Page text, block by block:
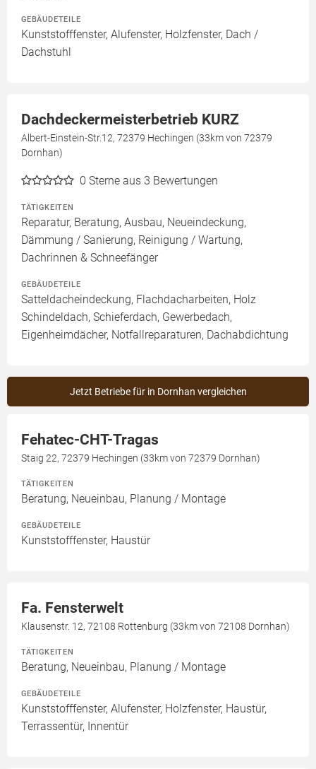
GEBÄUDETEILE
Kunststofffenster, Alufenster, Holzfenster, Dach /
Dachstuhl
Dachdeckermeisterbetrieb KURZ
Albert-Einstein-Str.12, 72379 Hechingen (33km von 72379
Dornhan)
0 Sterne aus 3 Bewertungen
TÄTIGKEITEN
Reparatur, Beratung, Ausbau, Neueindeckung,
Dämmung / Sanierung, Reinigung / Wartung,
Dachrinnen & Schneefänger
GEBÄUDETEILE
Satteldacheindeckung, Flachdacharbeiten, Holz
Schindeldach, Schieferdach, Gewerbedach,
Eigenheimdächer, Notfallreparaturen, Dachabdichtung
Jetzt Betriebe für in Dornhan vergleichen
Fehatec-CHT-Tragas
Staig 22, 72379 Hechingen (33km von 72379 Dornhan)
TÄTIGKEITEN
Beratung, Neueinbau, Planung / Montage
GEBÄUDETEILE
Kunststofffenster, Haustür
Fa. Fensterwelt
Klausenstr. 12, 72108 Rottenburg (33km von 72108 Dornhan)
TÄTIGKEITEN
Beratung, Neueinbau, Planung / Montage
GEBÄUDETEILE
Kunststofffenster, Alufenster, Holzfenster, Haustür,
Terrassentür, Innentür